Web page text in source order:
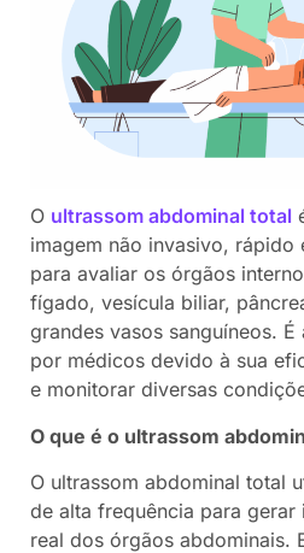
O ultrassom abdominal total
imagem não invasivo, rápido
para avaliar os órgãos
fígado, vesícula biliar,
grandes vasos sanguíneos.
por médicos devido à sua
e monitorar diversas
O que é o ultrassom
O ultrassom abdominal total
de alta frequência para gerar
real dos órgãos abdominais.